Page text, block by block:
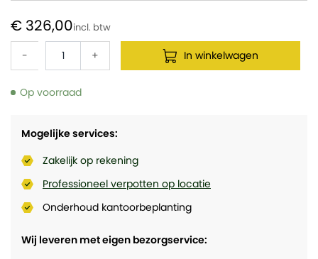
Mogelijke services:
Zakelijk op rekening
Professioneel verpotten op locatie
Onderhoud kantoorbeplanting
Wij leveren met eigen bezorgservice:
€ 326,00
- + In winkelwagen
Op voorraad